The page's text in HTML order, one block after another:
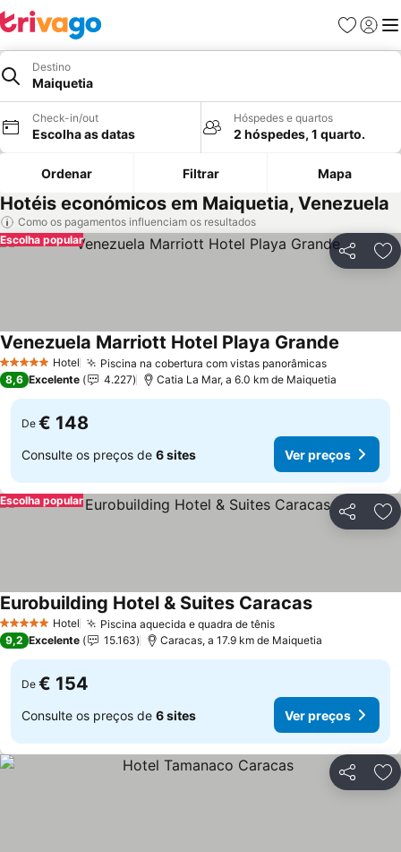
Favoritos
Iniciar
Destino
Maiquetia
Check-in/out
Escolha as datas
Hóspedes e quartos
2 hóspedes, 1 quarto.
Ordenar Filtrar Mapa
Hotéis económicos em Maiquetia, Venezuela
Como os pagamentos influenciam os resultados
Partilhar
Escolha popular
5 Estrelas Hotel Piscina na cobertura com vistas panorâmicas
Venezuela Marriott Hotel Playa Grande
8,6 Excelente 4.227 Catia La Mar, a 6.0 km de Maiquetia
De € 148
Consulte os preços de 6 sites Ver preços
Partilhar
Escolha popular
5 Estrelas Hotel Piscina aquecida e quadra de tênis
Eurobuilding Hotel & Suites Caracas
9,2 Excelente 15.163 Caracas, a 17.9 km de Maiquetia
De € 154
Consulte os preços de 6 sites Ver preços
Partilhar